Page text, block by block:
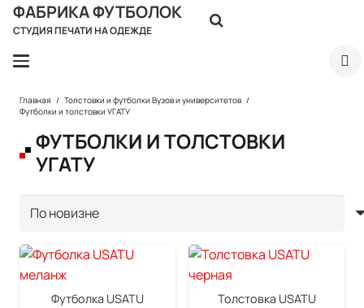
ФАБРИКА ФУТБОЛОК
СТУДИЯ ПЕЧАТИ НА ОДЕЖДЕ
Главная / Толстовки и футболки Вузов и университетов /
Футболки и толстовки УГАТУ
ФУТБОЛКИ И ТОЛСТОВКИ
УГАТУ
Футболка USATU Толстовка USATU